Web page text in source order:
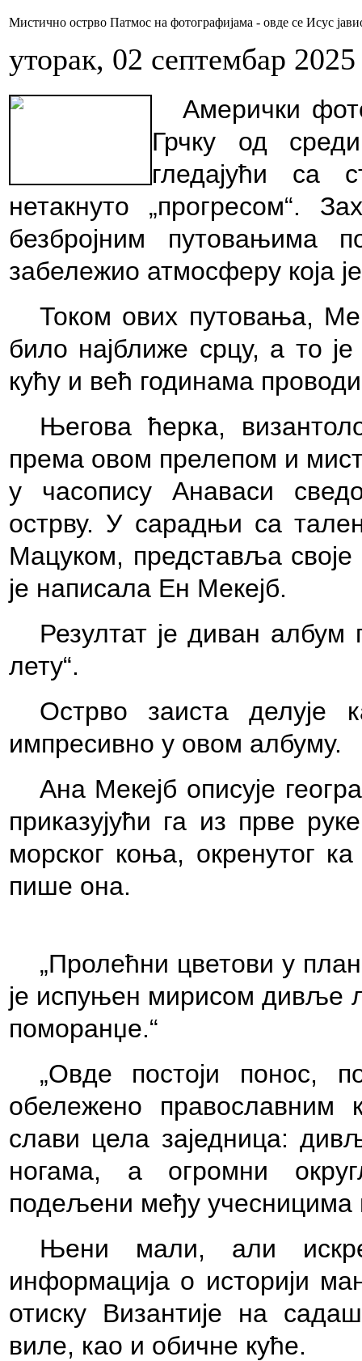
Мистично острво Патмос на фотографијама - овде се Исус
уторак, 02 септембар 2025
Амерички
Грчку од
гледајући са
нетакнуто „прогресом“.
безбројним путовањима
забележио атмосферу која
Током ових путовања,
било најближе срцу, а то
кућу и већ годинама
Његова ћерка,
према овом прелепом и
у часопису Анаваси
острву. У сарадњи са
Мацуком, представља своје
је написала Ен Мекејб.
Резултат је диван
лету“.
Острво заиста делује
импресивно у овом албуму.
Ана Мекејб описује
приказујући га из прве
морског коња, окренутог
пише она.
„Пролећни цветови у
је испуњен мирисом дивље
поморанџе.“
„Овде постоји понос,
обележено православним
слави цела заједница:
ногама, а огромни
подељени међу учесницима
Њени мали, али
информација о историји
отиску Византије на
виле, као и обичне куће.